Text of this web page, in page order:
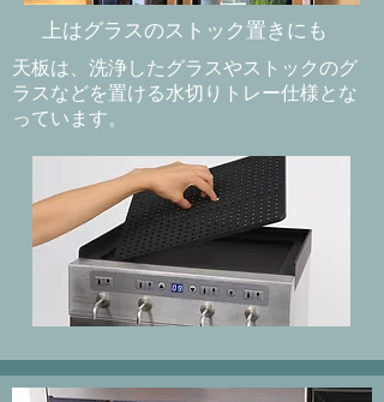
上はグラスのストック置きにも
天板は、洗浄したグラスやストックのグ
ラスなどを置ける水切りトレー仕様とな
っています。